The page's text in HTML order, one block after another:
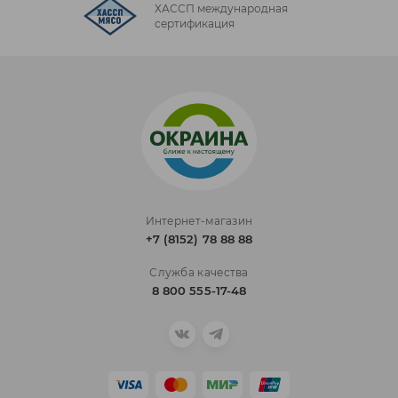
ХАССП международная
сертификация
Интернет-магазин
+7 (8152) 78 88 88
Служба качества
8 800 555-17-48